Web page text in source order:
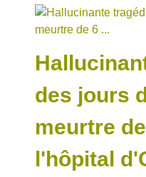
des jours
meurtre
l'hôpital